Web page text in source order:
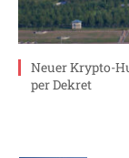
Neuer Krypto-
per Dekret